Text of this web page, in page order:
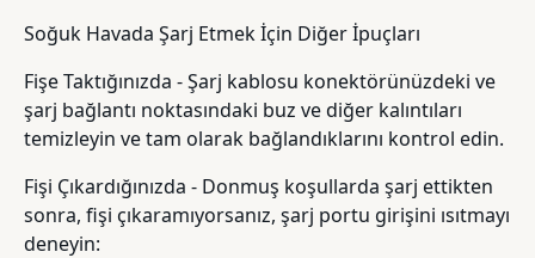
Soğuk Havada Şarj Etmek İçin Diğer İpuçları
Fişe Taktığınızda - Şarj kablosu konektörünüzdeki ve
şarj bağlantı noktasındaki buz ve diğer kalıntıları
temizleyin ve tam olarak bağlandıklarını kontrol edin.
Fişi Çıkardığınızda - Donmuş koşullarda şarj ettikten
sonra, fişi çıkaramıyorsanız, şarj portu girişini ısıtmayı
deneyin: